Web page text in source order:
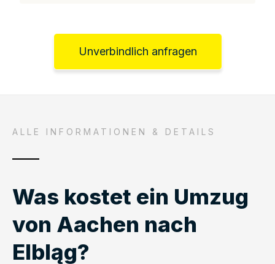
Unverbindlich anfragen
ALLE INFORMATIONEN & DETAILS
Was kostet ein Umzug
von Aachen nach
Elbląg?